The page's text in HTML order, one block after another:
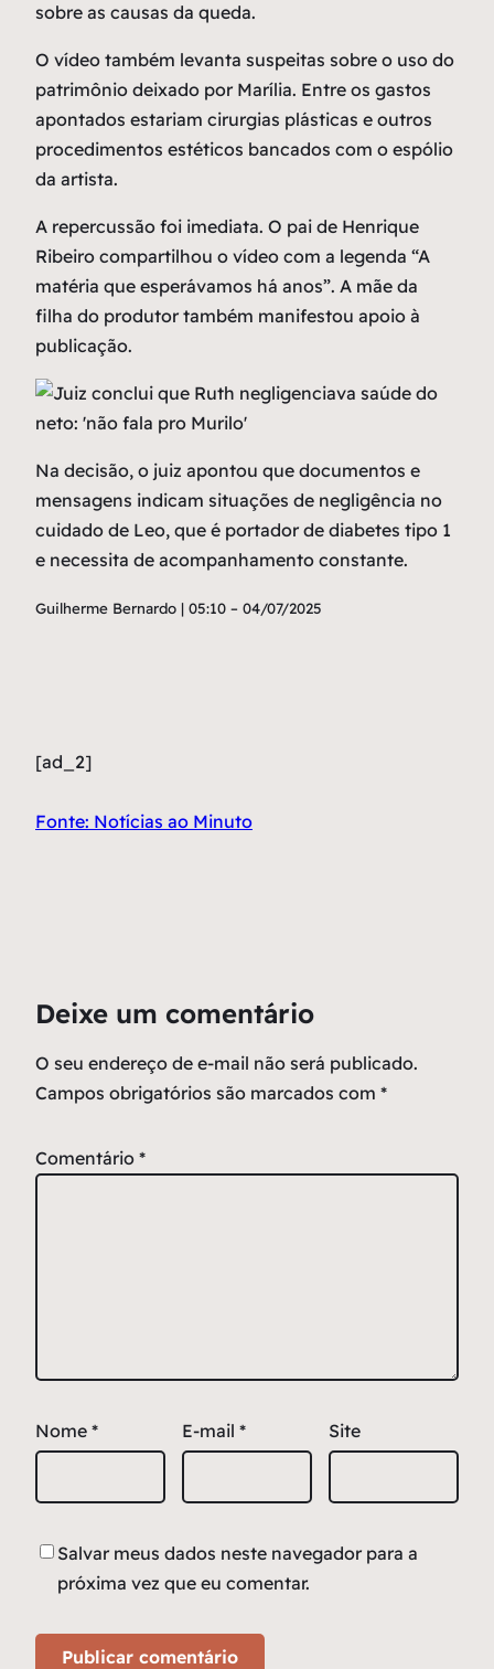
sobre as causas da queda.
O vídeo também levanta suspeitas sobre o uso do
patrimônio deixado por Marília. Entre os gastos
apontados estariam cirurgias plásticas e outros
procedimentos estéticos bancados com o espólio
da artista.
A repercussão foi imediata. O pai de Henrique
Ribeiro compartilhou o vídeo com a legenda “A
matéria que esperávamos há anos”. A mãe da
filha do produtor também manifestou apoio à
publicação.
Na decisão, o juiz apontou que documentos e
mensagens indicam situações de negligência no
cuidado de Leo, que é portador de diabetes tipo 1
e necessita de acompanhamento constante.
Guilherme Bernardo | 05:10 – 04/07/2025
[ad_2]
Fonte: Notícias ao Minuto
Deixe um comentário
O seu endereço de e-mail não será publicado.
Campos obrigatórios são marcados com *
Comentário *
Nome * E-mail * Site
Salvar meus dados neste navegador para a
próxima vez que eu comentar.